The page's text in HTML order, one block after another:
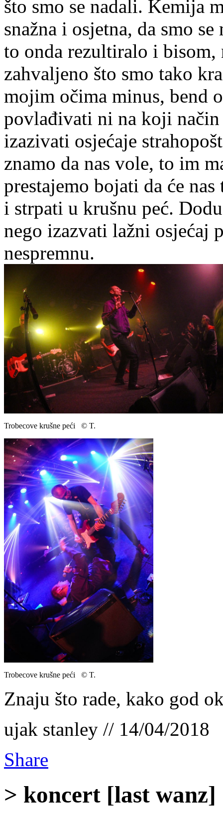
što smo se nadali. Kemija
snažna i osjetna, da smo
to onda rezultiralo i bisom,
zahvaljeno što smo tako
mojim očima minus, bend
povlađivati ni na koji
izazivati osjećaje
znamo da nas vole, to im
prestajemo bojati da će
i strpati u krušnu peć.
nego izazvati lažni osjećaj
nespremnu.
Trobecove krušne peći © T.
Trobecove krušne peći © T.
Znaju što rade, kako god
ujak stanley // 14/04/2018
Share
> koncert [last wanz]